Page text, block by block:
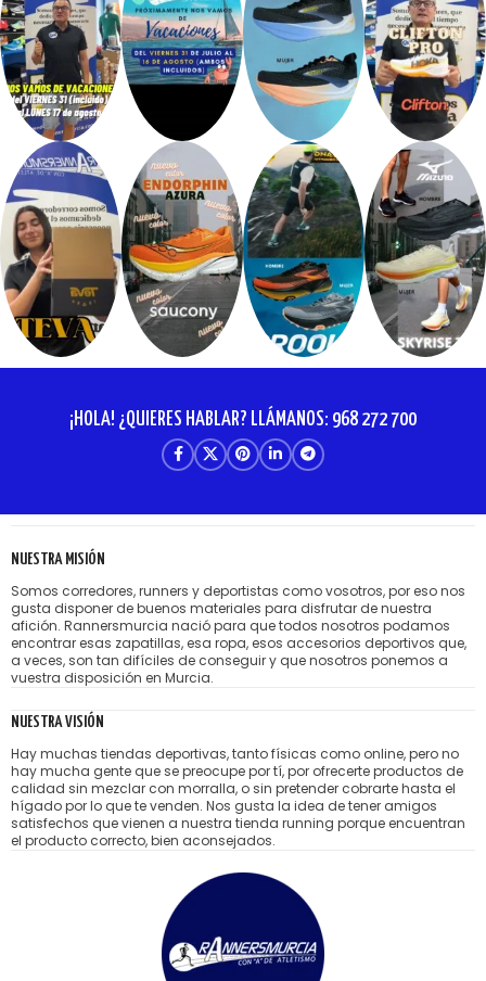
¡HOLA! ¿QUIERES HABLAR? LLÁMANOS: 968 272 700
NUESTRA MISIÓN
Somos corredores, runners y deportistas como vosotros, por eso nos
gusta disponer de buenos materiales para disfrutar de nuestra
afición. Rannersmurcia nació para que todos nosotros podamos
encontrar esas zapatillas, esa ropa, esos accesorios deportivos que,
a veces, son tan difíciles de conseguir y que nosotros ponemos a
vuestra disposición en Murcia.
NUESTRA VISIÓN
Hay muchas tiendas deportivas, tanto físicas como online, pero no
hay mucha gente que se preocupe por tí, por ofrecerte productos de
calidad sin mezclar con morralla, o sin pretender cobrarte hasta el
hígado por lo que te venden. Nos gusta la idea de tener amigos
satisfechos que vienen a nuestra tienda running porque encuentran
el producto correcto, bien aconsejados.